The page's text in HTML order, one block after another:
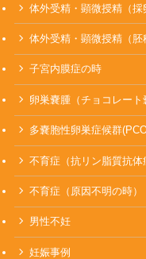
体外受精・顕微授精（採
体外受精・顕微授精（胚
子宮内膜症の時
卵巣嚢腫（チョコレート
多嚢胞性卵巣症候群
不育症（抗リン脂質抗体
不育症（原因不明の時）
男性不妊
妊娠事例